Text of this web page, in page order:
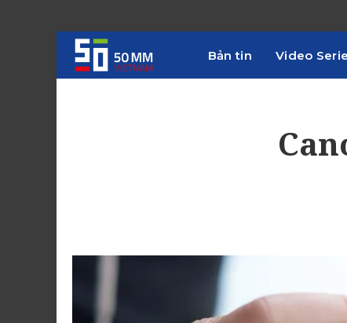
Bản tin Video